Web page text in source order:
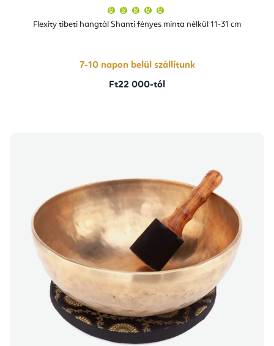
Flexity tibeti hangtál Shanti fényes minta nélkül 11-31 cm
átlagos
értékelése
csillag.
7-10 napon belül szállítunk
Ft22 000-tól